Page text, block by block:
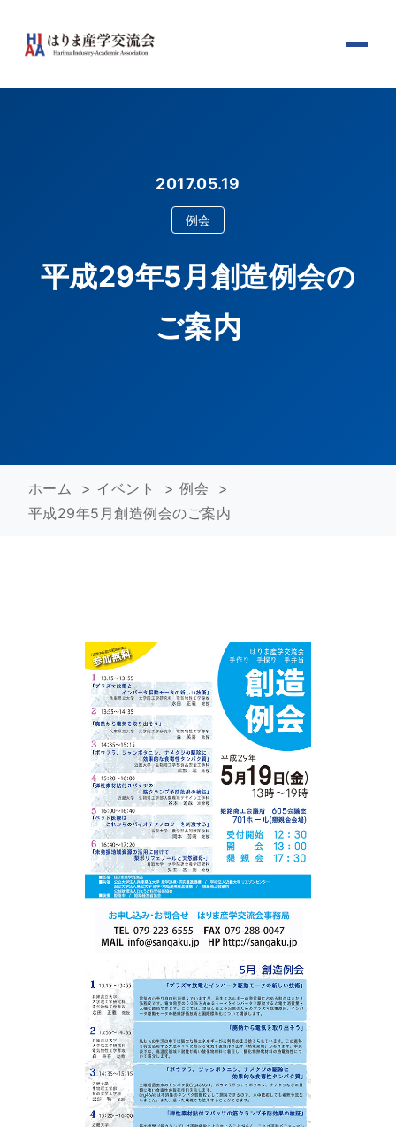
2017.05.19
例会
平成29年5月創造例会の
ご案内
ホーム > イベント >例会
>
平成29年5月創造例会のご案内